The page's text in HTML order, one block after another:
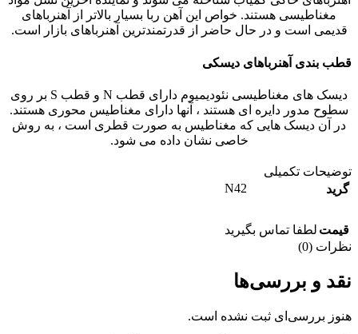
مغناطیسی هستند. خواص این آهن ربا بسیار بالاتر از آهنرباهای
قدیمی است و در حال حاضر از قدرتمندترین آهنرباهای بازار است.
قطب بندی آهنرباهای دیسکی
دیسک های مغناطیسی نئودیمیوم دارای قطب N و قطب S بر روی
سطوح مدور دایره ای هستند ، آنها دارای مغناطیس محوری هستند.
در آن دیسک هایی که مغناطیس به صورت قطری است ، به روش
خاصی نشان داده می شود.
توضیحات تکمیلی
گرید
N42
قیمت لطفا تماس بگیرید
نظرات (0)
نقد و بررسی‌ها
هنوز بررسی‌ای ثبت نشده است.